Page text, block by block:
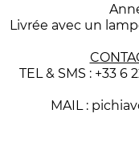
Livrée avec un
TEL & SMS : +33 6
MAIL :